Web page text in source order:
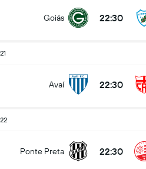
Goiás 22:30
Avaí 22:30
Ponte Preta 22:30